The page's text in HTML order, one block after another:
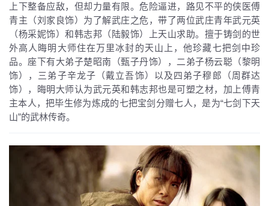
上下整备应敌，但却力量有限。危险逼进，路见不平的侠医傅
青主（刘家良饰）为了解武庄之危，带了两位武庄青年武元英
（杨采妮饰）和韩志邦（陆毅饰）上天山求助。擅于铸剑的世
外高人晦明大师住在万里冰封的天山上，他珍藏七把剑中珍
品。座下有大弟子楚昭南（甄子丹饰），二弟子杨云聪（黎明
饰），三弟子辛龙子（戴立吾饰）以及四弟子穆郎（周群达
饰），晦明大师认为武元英和韩志邦也是可塑之材，加上傅青
主本人，把毕生修为炼成的七把宝剑分赠七人，是为“七剑下天
山”的武林传奇。